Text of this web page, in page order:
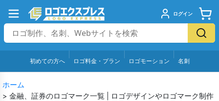
ログイン
初めての方へ ロゴ料金・プラン ロゴモーション 名刺
ホーム
> 金融、証券のロゴマーク一覧 | ロゴデザインやロゴマーク制作